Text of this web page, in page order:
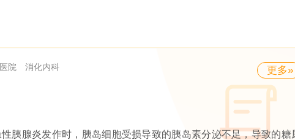
院 消化内科 更多»
胰腺炎发作时，胰岛细胞受损导致的胰岛素分泌不足，导致的糖